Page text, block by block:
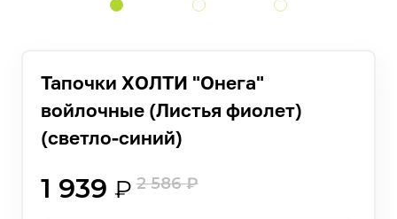
Тапочки ХОЛТИ "Онега"
войлочные (Листья фиолет)
(светло-синий)
1 939 ₽ 2 586₽